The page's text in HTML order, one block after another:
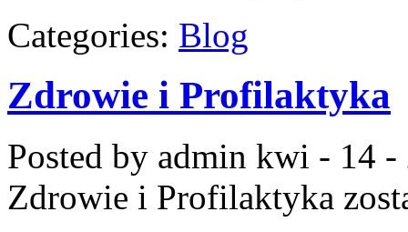
Categories: Blog
Zdrowie i Profilaktyka
Posted by admin kwi - 14 -
Zdrowie i Profilaktyka